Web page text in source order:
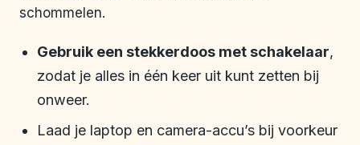
schommelen.
Gebruik een stekkerdoos met schakelaar,
zodat je alles in één keer uit kunt zetten bij
onweer.
Laad je laptop en camera-accu’s bij voorkeur